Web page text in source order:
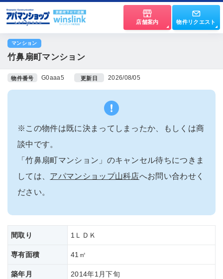
店舗案内 物件リクエスト
マンション
竹鼻扇町マンション
物件番号 G0aaa5 更新日 2026/08/05
※この物件は既に決まってしまったか、もしくは商
談中です。
「竹鼻扇町マンション」のキャンセル待ちにつきま
しては、 アパマンショップ山科店へお問い合わせく
ださい。
間取り 1ＬＤＫ
専有面積 41㎡
築年月
2014年1月下旬